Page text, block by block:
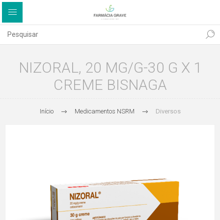
NIZORAL, 20 MG/G-30 G X 1
CREME BISNAGA
Início Medicamentos NSRM Diversos